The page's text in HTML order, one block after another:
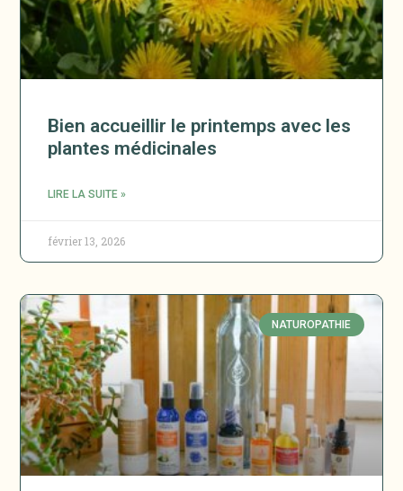
Bien accueillir le printemps avec les
plantes médicinales
LIRE LA SUITE »
février 13, 2026
NATUROPATHIE